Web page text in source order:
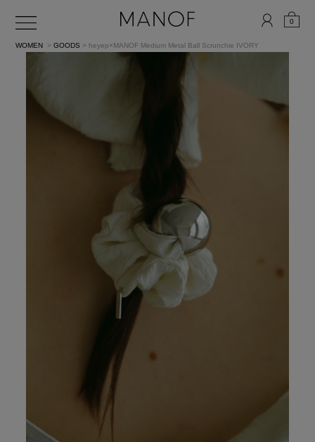
0
WOMEN >GOODS > heyep×MANOF Medium Metal Ball Scrunchie IVORY